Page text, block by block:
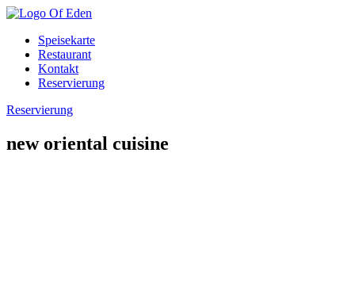
Speisekarte
Restaurant
Kontakt
Reservierung
Reservierung
new oriental cuisine